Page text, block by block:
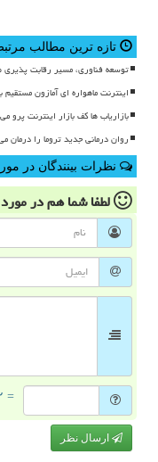
تازه ترین مطالب
توسعه فناوری، مسیر رقابت
اینترنت ماهواره ای آمازون
بازاریاب ها کف بازار اینترنت پرو
روان درمانی جدید تروما را درمان
نظرات بینندگان در
لطفا شما همدر
= ۲ بعلاوه ۲
ارسال نظر